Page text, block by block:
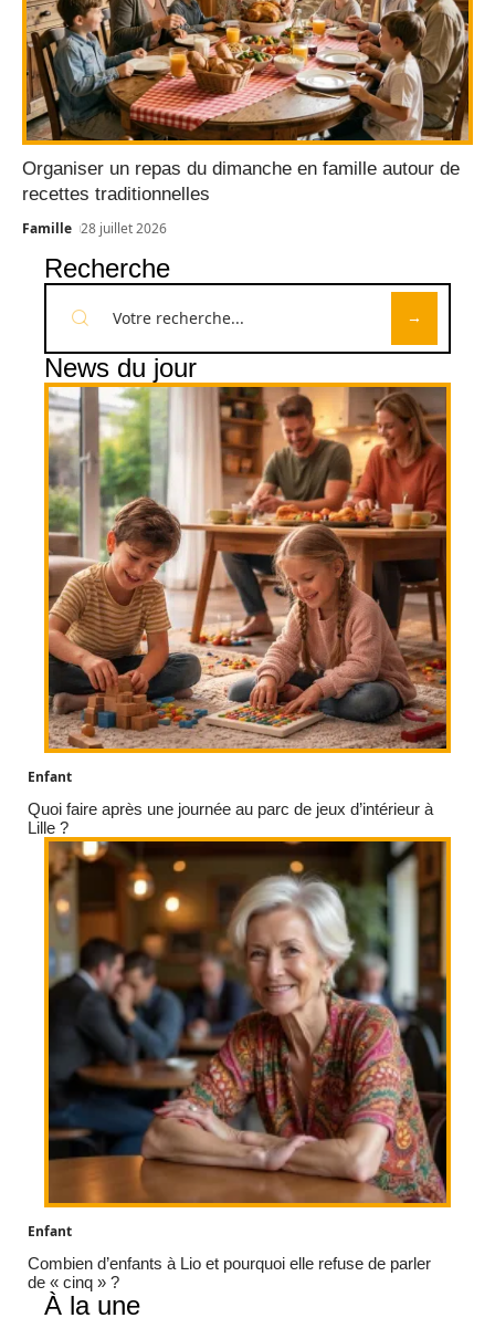
Organiser un repas du dimanche en famille autour de
recettes traditionnelles
Famille 28 juillet 2026
Recherche
News du jour
Enfant
Quoi faire après une journée au parc de jeux d’intérieur à
Lille ?
Enfant
Combien d’enfants à Lio et pourquoi elle refuse de parler
de « cinq » ?
À la une